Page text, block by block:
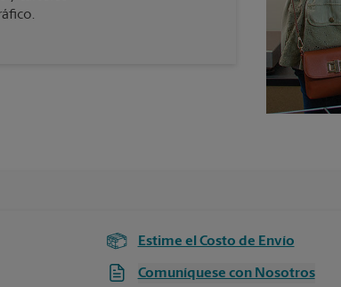
Estime el Costo de Envío
Comuníquese con Nosotros